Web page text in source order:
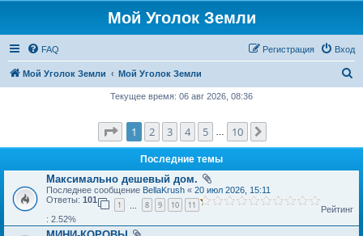
Мой Уголок Земли
FAQ Вход
Регистрация
Мой Уголок Земли Мой Уголок Земли
к
Текущее время: 06 авг 2026, 08:36
Страница1 из
1 2 3 4 5 10
Последние темы
Максимально дешевый дом.
Последнее сообщение BellaKrush « 20 июл 2026, 15:11
Ответы: 101
1 8 9 10 11
Рейтинг
: 2.52%